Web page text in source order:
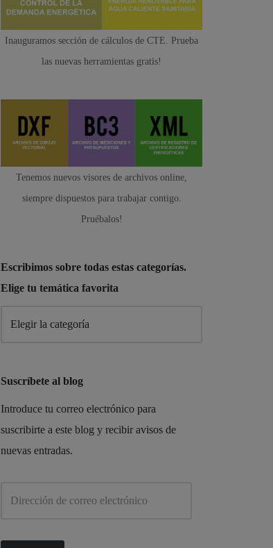
Inauguramos sección de cálculos de CTE. Prueba
las nuevas herramientas gratis!
Tenemos nuevos visores de archivos online,
siempre dispuestos para trabajar contigo.
Pruébalos!
Escribimos sobre todas estas categorías.
Elige tu temática favorita
Suscríbete al blog
Introduce tu correo electrónico para
suscribirte a este blog y recibir avisos de
nuevas entradas.